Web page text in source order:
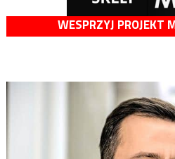
WESPRZYJ PROJEKT